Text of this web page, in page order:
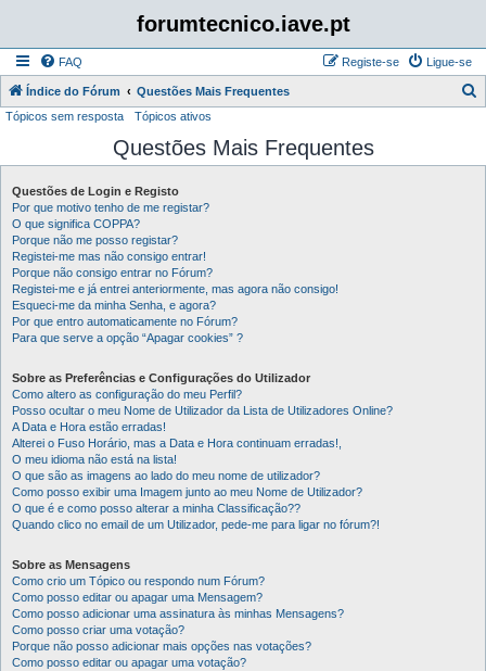
forumtecnico.iave.pt
FAQ Ligue-se
Registe-se
Índice do Fórum Questões Mais Frequentes
q
Tópicos sem resposta Tópicos ativos
Questões Mais Frequentes
Questões de Login e Registo
Por que motivo tenho de me registar?
O que significa COPPA?
Porque não me posso registar?
Registei-me mas não consigo entrar!
Porque não consigo entrar no Fórum?
Registei-me e já entrei anteriormente, mas agora não consigo!
Esqueci-me da minha Senha, e agora?
Por que entro automaticamente no Fórum?
Para que serve a opção “Apagar cookies” ?
Sobre as Preferências e Configurações do Utilizador
Como altero as configuração do meu Perfil?
Posso ocultar o meu Nome de Utilizador da Lista de Utilizadores Online?
A Data e Hora estão erradas!
Alterei o Fuso Horário, mas a Data e Hora continuam erradas!,
O meu idioma não está na lista!
O que são as imagens ao lado do meu nome de utilizador?
Como posso exibir uma Imagem junto ao meu Nome de Utilizador?
O que é e como posso alterar a minha Classificação??
Quando clico no email de um Utilizador, pede-me para ligar no fórum?!
Sobre as Mensagens
Como crio um Tópico ou respondo num Fórum?
Como posso editar ou apagar uma Mensagem?
Como posso adicionar uma assinatura às minhas Mensagens?
Como posso criar uma votação?
Porque não posso adicionar mais opções nas votações?
Como posso editar ou apagar uma votação?